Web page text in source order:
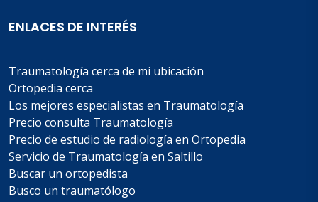
ENLACES DE INTERÉS
Traumatología cerca de mi ubicación
Ortopedia cerca
Los mejores especialistas en Traumatología
Precio consulta Traumatología
Precio de estudio de radiología en Ortopedia
Servicio de Traumatología en Saltillo
Buscar un ortopedista
Busco un traumatólogo